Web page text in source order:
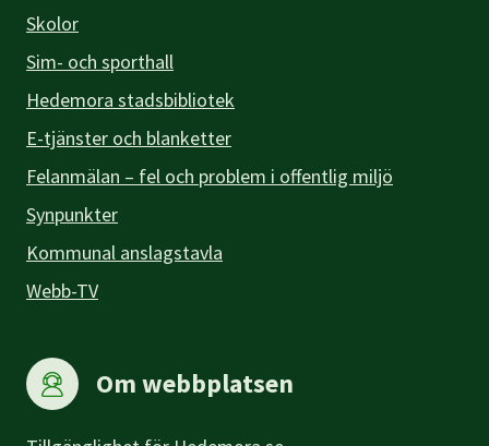
Skolor
Sim- och sporthall
Hedemora stadsbibliotek
E-tjänster och blanketter
Felanmälan – fel och problem i offentlig miljö
Synpunkter
Kommunal anslagstavla
Webb-TV
Om webbplatsen